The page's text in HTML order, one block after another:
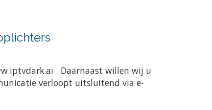
Daarnaast willen wij u
verloopt uitsluitend via e-